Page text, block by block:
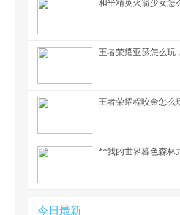
和平精英火箭少女怎
王者荣耀亚瑟怎么玩
王者荣耀程咬金怎么
**我的世界暮色森林
今日最新